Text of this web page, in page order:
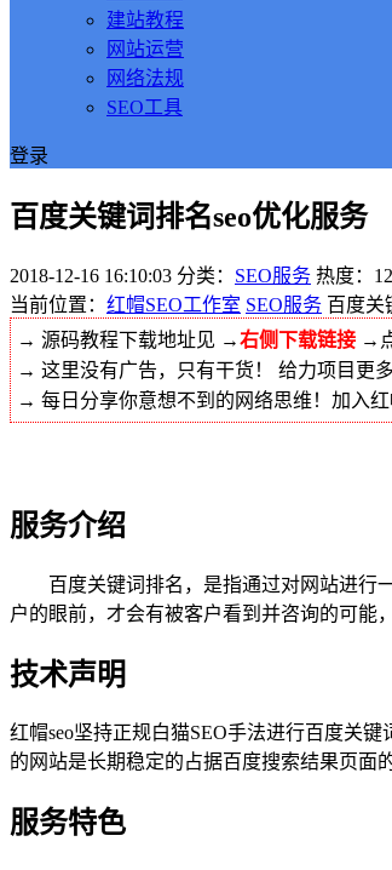
建站教程
网站运营
网络法规
SEO工具
登录
百度关键词排名seo优化服务
2018-12-16 16:10:03 分类： SEO服务 热度：
当前位置： 红帽SEO工作室 SEO服务 百度关
→ 源码教程下载地址见 →右侧下载链接 →
→ 这里没有广告，只有干货！ 给力项目更多
→ 每日分享你意想不到的网络思维！加入
服务介绍
百度关键词排名，是指通过对网站进行
户的眼前，才会有被客户看到并咨询的可能
技术声明
红帽seo坚持正规白猫SEO手法进行百度关
的网站是长期稳定的占据百度搜索结果页面
服务特色